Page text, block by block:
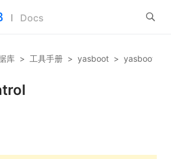
Docs
库 > 工具手册 > yasboot > yasboot命